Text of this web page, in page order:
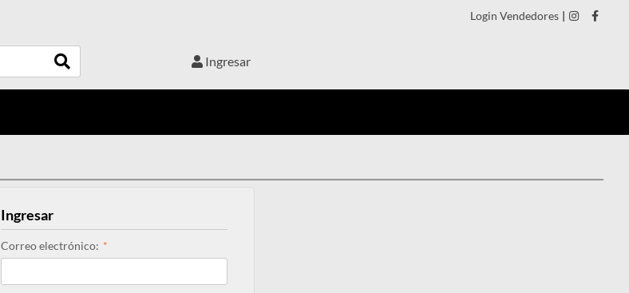
Login Vendedores |
Ingresar
Ingresar
Correo electrónico: